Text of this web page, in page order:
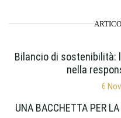
Bilancio di sostenibilità:
nella
6
UNA BACCHETTA PER